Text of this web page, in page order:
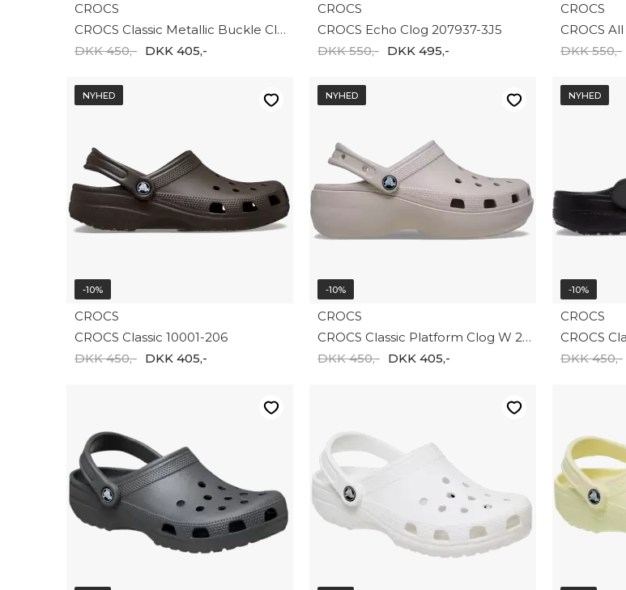
CROCS
CROCS Classic Metallic Buckle Clog 213543-2EY
DKK 450,- DKK 405,-
CROCS
CROCS Echo Clog 207937-3J5
DKK 550,- DKK 495,-
CROCS
DKK 550,-
-10%
NYHED
CROCS
CROCS Classic 10001-206
DKK 450,- DKK 405,-
-10%
NYHED
CROCS
CROCS Classic Platform Clog W 206750-2PL
DKK 450,- DKK 405,-
-10%
NYHED
CROCS
DKK 450,-